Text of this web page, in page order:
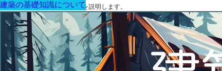
建築に関する用語と関連法令を説明します。
建築の基礎知識について
建築の基礎知識について
建築の基礎知識について
建築の基礎知識について
建築の基礎知識について
建築の基礎知識について
建築の基礎知識について